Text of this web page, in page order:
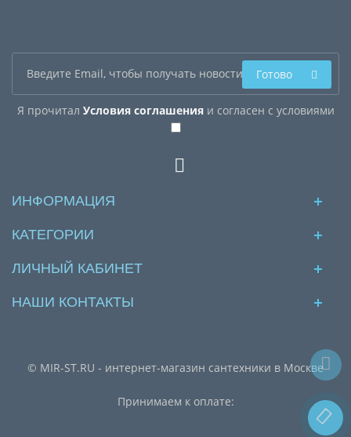
Я прочитал Условия соглашенияи согласен с условиями
Готово
ИНФОРМАЦИЯ
КАТЕГОРИИ
ЛИЧНЫЙ КАБИНЕТ
НАШИ КОНТАКТЫ
© MIR-ST.RU - интернет-магазин сантехники в Москве
Принимаем к оплате: